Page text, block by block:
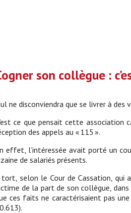
son collègue :
ne disconviendra que se livrer à
ce que pensait cette association
des appels au « 115 ».
effet, l’intéressée avait porté un
de salariés présents.
tort, selon le Cour de Cassation, qui
de la part de son collègue,
ces faits ne caractérisaient pas